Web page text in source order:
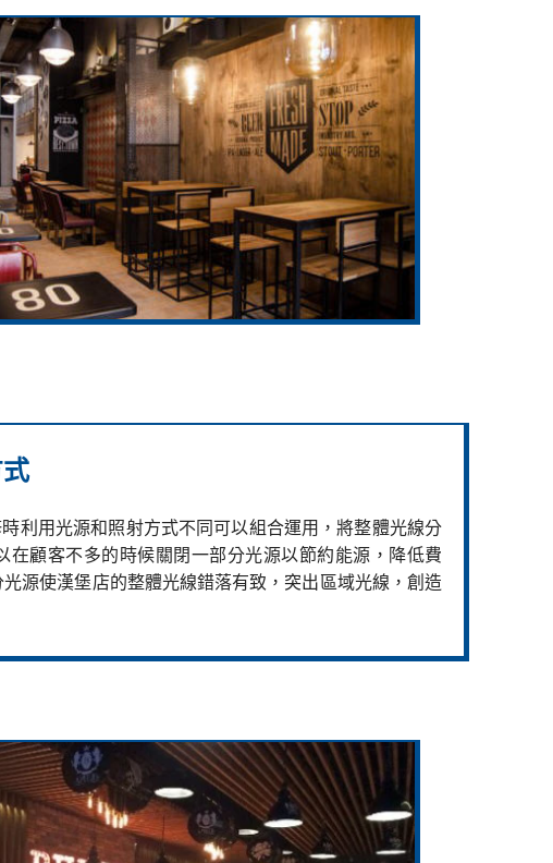
利用光源和照射方式不同可以組合運用，將整體光線分
在顧客不多的時候關閉一部分光源以節約能源，降低費
源使漢堡店的整體光線錯落有致，突出區域光線，創造